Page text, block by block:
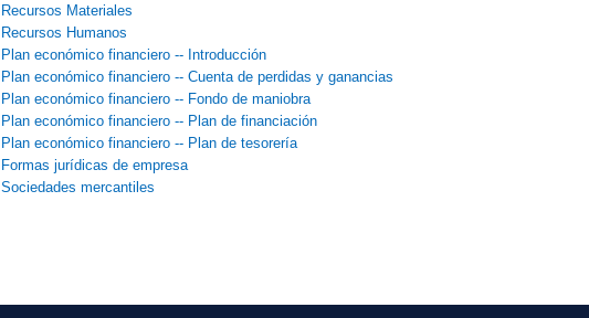
Recursos Materiales
Recursos Humanos
Plan económico financiero -- Introducción
Plan económico financiero -- Cuenta de perdidas y ganancias
Plan económico financiero -- Fondo de maniobra
Plan económico financiero -- Plan de financiación
Plan económico financiero -- Plan de tesorería
Formas jurídicas de empresa
Sociedades mercantiles